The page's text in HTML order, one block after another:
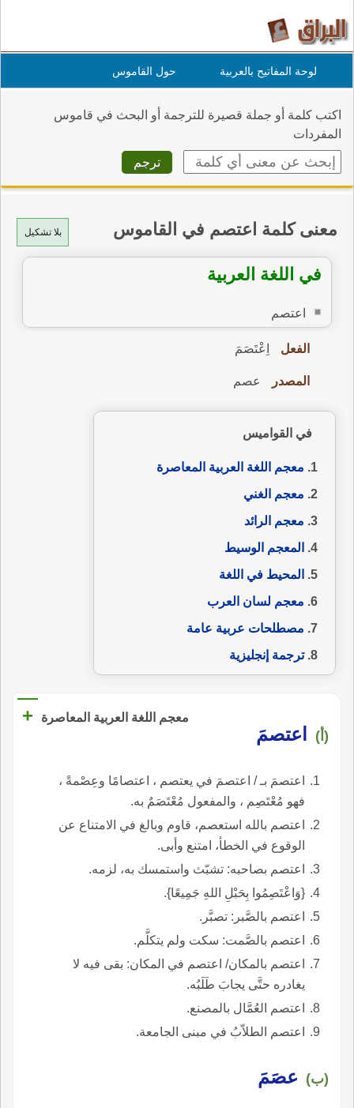
لوحة المفاتيح بالعربية حول القاموس
اكتب كلمة أو جملة قصيرة للترجمة أو البحث في قاموس
المفردات
بلا تشكيل معنى كلمة اعتصم في القاموس
في اللغة العربية
اعتصم
الفعل اِعْتَصَمَ
المصدر عصم
في القواميس
معجم اللغة العربية المعاصرة
معجم الغني
معجم الرائد
المعجم الوسيط
المحيط في اللغة
معجم لسان العرب
مصطلحات عربية عامة
ترجمة إنجليزية
معجم اللغة العربية المعاصرة +
(أ) اعتصمَ
اعتصمَ بـ / اعتصمَ في يعتصم ، اعتصامًا وعِصْمةً ،
فهو مُعْتَصِم ، والمفعول مُعْتَصَمٌ به.
اعتصم بالله استعصم، قاوم وبالغ في الامتناع عن
الوقوع في الخطأ، امتنع وأبى.
اعتصم بصاحبه: تشبّث واستمسك به، لزمه.
{وَاعْتَصِمُوا بِحَبْلِ اللهِ جَمِيعًا}.
اعتصم بالصَّبر: تصبَّر.
اعتصم بالصَّمت: سكت ولم يتكلَّم.
اعتصم بالمكان/ اعتصم في المكان: بقى فيه لا
يغادره حتَّى يجابَ طَلَبُه.
اعتصم العُمَّال بالمصنع.
اعتصم الطلاّبُ في مبنى الجامعة.
(ب) عصَمَ